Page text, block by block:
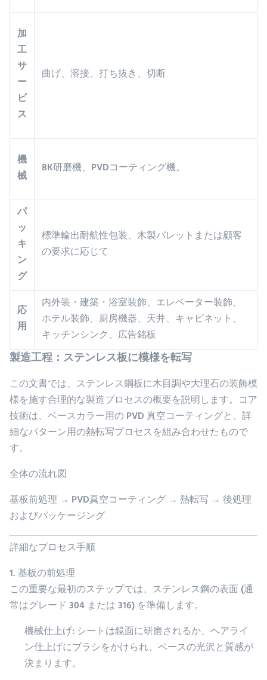
加
工
サ
ー
ビ
ス
曲げ、溶接、打ち抜き、切断
機
械
8K研磨機、PVDコーティング機。
パ
ッ
キ
ン
グ
標準輸出耐航性包装、木製パレットまたは顧客
の要求に応じて
応
用
内外装・建築・浴室装飾、エレベーター装飾、
ホテル装飾、厨房機器、天井、キャビネット、
キッチンシンク、広告銘板
製造工程：ステンレス板に模様を転写
この文書では、ステンレス鋼板に木目調や大理石の装飾模
様を施す合理的な製造プロセスの概要を説明します。コア
技術は、ベースカラー用の PVD ​​真空コーティングと、詳
細なパターン用の熱転写プロセスを組み合わせたもので
す。
全体の流れ図
基板前処理 → PVD真空コーティング → 熱転写 → 後処理
およびパッケージング
詳細なプロセス手順
1. 基板の前処理
この重要な最初のステップでは、ステンレス鋼の表面 (通
常はグレード 304 または 316) を準備します。
機械仕上げ: シートは鏡面に研磨されるか、ヘアライ
ン仕上げにブラシをかけられ、ベースの光沢と質感が
決まります。